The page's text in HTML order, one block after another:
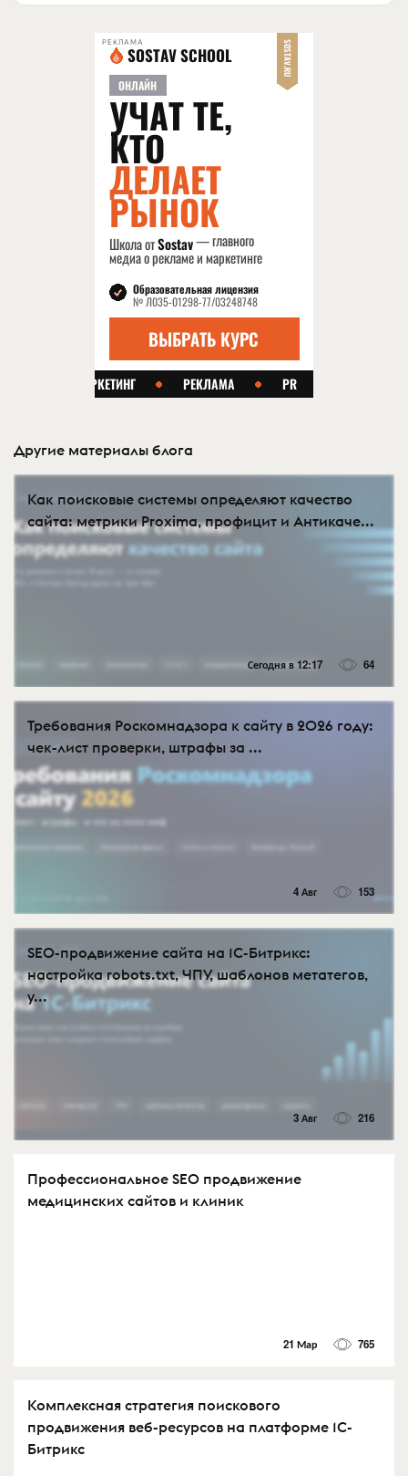
РЕКЛАМА
Другие материалы блога
Как поисковые системы определяют качество
сайта: метрики Proxima, профицит и Антикаче...
Сегодня в 12:17 64
Требования Роскомнадзора к сайту в 2026 году:
чек-лист проверки, штрафы за ...
4 Авг 153
SEO-продвижение сайта на 1С-Битрикс:
настройка robots.txt, ЧПУ, шаблонов метатегов,
у...
3 Авг 216
Профессиональное SEO продвижение
медицинских сайтов и клиник
21 Мар 765
Комплексная стратегия поискового
продвижения веб-ресурсов на платформе 1С-
Битрикс